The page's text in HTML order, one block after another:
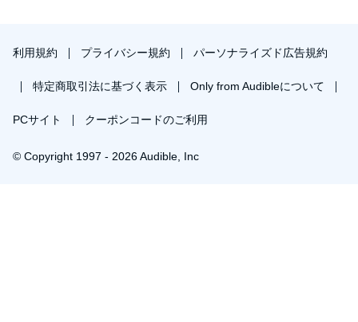
利用規約 プライバシー規約 パーソナライズド広告規約
特定商取引法に基づく表示 Only from Audibleについて
PCサイト クーポンコードのご利用
© Copyright 1997 - 2026 Audible, Inc